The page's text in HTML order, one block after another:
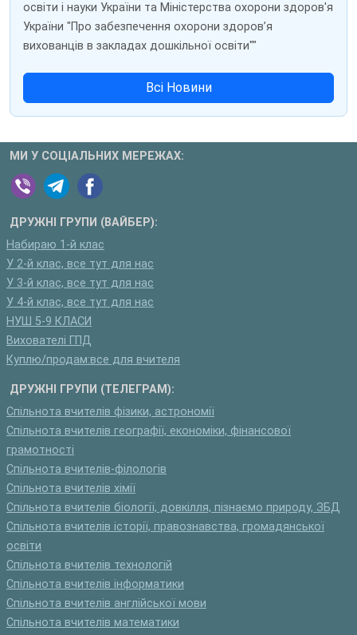
освіти і науки України та Міністерства охорони здоров'я
України "Про забезпечення охорони здоров’я
вихованців в закладах дошкільної освіти""
Всі Новини
МИ У СОЦІАЛЬНИХ МЕРЕЖАХ:
ДРУЖНІ ГРУПИ (ВАЙБЕР):
Набираю 1-й клас
У 2-й клас, все тут для нас
У 3-й клас, все тут для нас
У 4-й клас, все тут для нас
НУШ 5-9 КЛАСИ
Вихователі ГПД
Куплю/продам:все для вчителя
ДРУЖНІ ГРУПИ (ТЕЛЕГРАМ):
Спільнота вчителів фізики, астрономії
Спільнота вчителів географії, економіки, фінансової
грамотності
Спільнота вчителів-філологів
Спільнота вчителів хімії
Спільнота вчителів біології, довкілля, пізнаємо природу, ЗБД
Спільнота вчителів історії, правознавства, громадянської
освіти
Спільнота вчителів технологій
Спільнота вчителів інформатики
Спільнота вчителів англійської мови
Спільнота вчителів математики